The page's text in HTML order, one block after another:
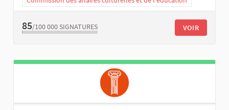
85/100 000 SIGNATURES VOIR